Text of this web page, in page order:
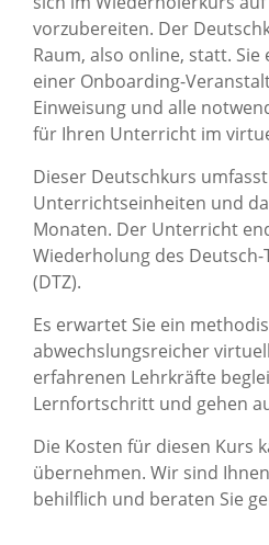
vorzubereiten. Der
Raum, also online, statt.
einer Onboarding-
Einweisung und alle
für Ihren Unterricht im
Dieser Deutschkurs
Unterrichtseinheiten und
Monaten. Der Unterricht
Wiederholung des
(DTZ).
Es erwartet Sie ein
abwechslungsreicher
erfahrenen Lehrkräfte
Lernfortschritt und gehen
Die Kosten für diesen Kurs
übernehmen. Wir sind
behilflich und beraten Sie